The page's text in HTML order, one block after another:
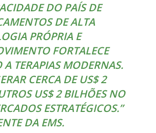
DO PAÍS DE
DE ALTA
PRÓPRIA E
FORTALECE
TERAPIAS MODERNAS.
CERCA DE US$ 2
US$ 2 BILHÕES NO
ESTRATÉGICOS.”
DA EMS.